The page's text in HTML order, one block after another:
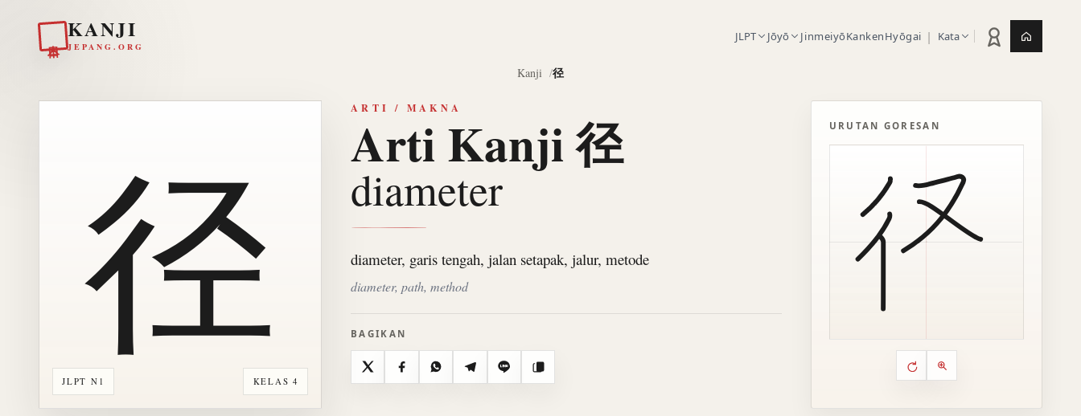
KANJI
JEPANG.ORG
JLPT Jōyō JinmeiyōKankenHyōgai | Kata Statistik latihan
Kanji 径
JLPT N1 KELAS 4
径
ARTI / MAKNA
Arti Kanji 径
diameter
diameter, garis tengah, jalan setapak, jalur, metode
diameter, path, method
BAGIKAN
X FacebookWhatsAppTelegramLine Salin
URUTAN GORESAN
Kontrol animasi urutan
Putar ulang animasi
Perbesar animasi